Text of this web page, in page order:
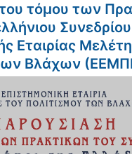
τόμου των
Εταιρίας
Βλάχων